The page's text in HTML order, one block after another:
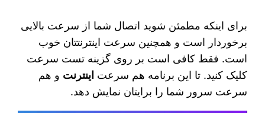
برای اینکه مطمئن شوید اتصال شما از سرعت بالایی
برخوردار است و همچنین سرعت اینترنتتان خوب
است. فقط کافی است بر روی گزینه تست سرعت
کلیک کنید. تا این برنامه هم سرعت اینترنت و هم
سرعت سرور شما را برایتان نمایش دهد.